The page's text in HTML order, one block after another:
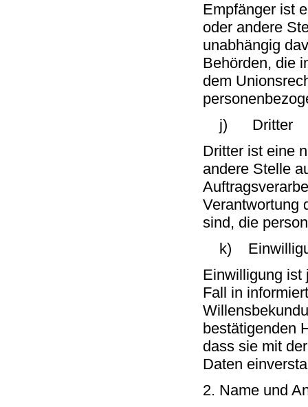
Empfänger ist
oder andere
unabhängig
Behörden, die
dem
j) Dritter
Dritter ist eine
andere Stelle
Verantwortung
sind, die
k)
Einwilligung ist
Fall in
bestätigenden
dass sie mit
Daten
2. Name und